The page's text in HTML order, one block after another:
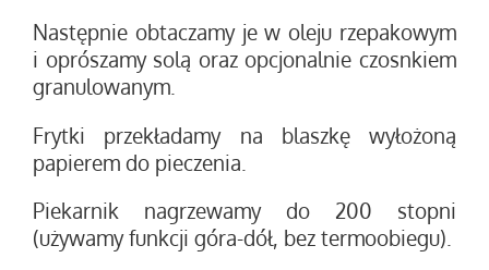
Następnie obtaczamy je w oleju rzepakowym
i oprószamy solą oraz opcjonalnie czosnkiem
granulowanym.
Frytki przekładamy na blaszkę wyłożoną
papierem do pieczenia.
Piekarnik nagrzewamy do 200 stopni
(używamy funkcji góra-dół, bez termoobiegu).